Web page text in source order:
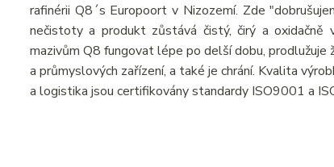
rafinérii Q8´s Europoort v Nizozemí. Zde
nečistoty a produkt zůstává čistý, čirý a oxidačně
mazivům Q8 fungovat lépe po delší dobu,
a průmyslových zařízení, a také je chrání. Kvalita
a logistika jsou certifikovány standardy ISO9001 a